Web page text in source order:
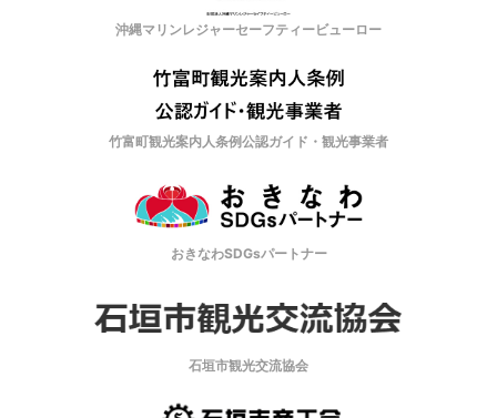
沖縄マリンレジャーセーフティービューロー
竹富町観光案内人条例公認ガイド・観光事業者
おきなわSDGsパートナー
石垣市観光交流協会